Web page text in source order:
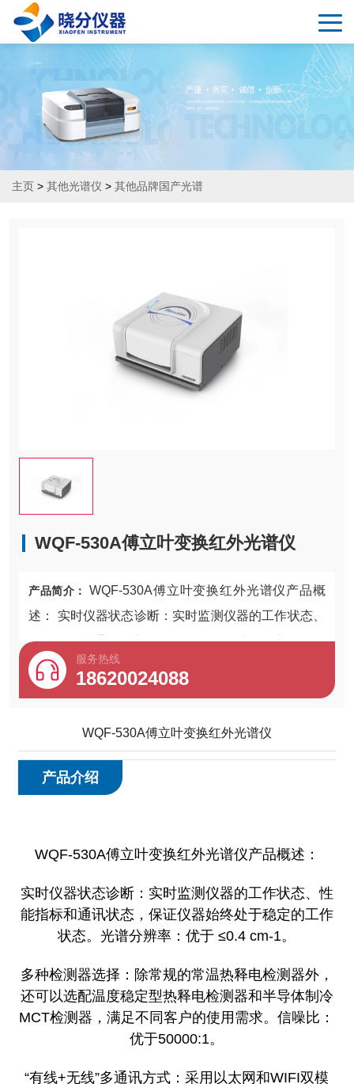
主页 > 其他光谱仪 > 其他品牌国产光谱
WQF-530A傅立叶变换红外光谱仪
产品简介：
WQF-530A傅立叶变换红外光谱仪产品概
述： 实时仪器状态诊断：实时监测仪器的工作状态、
性能指标和通讯状态，保证仪器始终处于稳定的工作
状态。光谱分辨率：优于
服务热线
18620024088
WQF-530A傅立叶变换红外光谱仪
产品介绍
WQF-530A傅立叶变换红外光谱仪产品概述：
实时仪器状态诊断：实时监测仪器的工作状态、性
能指标和通讯状态，保证仪器始终处于稳定的工作
状态。光谱分辨率：优于 ≤0.4 cm-1。
多种检测器选择：除常规的常温热释电检测器外，
还可以选配温度稳定型热释电检测器和半导体制冷
MCT检测器，满足不同客户的使用需求。信噪比：
优于50000:1。
“有线+无线”多通讯方式：采用以太网和WIFI双模